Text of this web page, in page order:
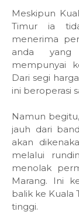
Meskipun
Timur ia
menerima
anda yang
mempunyai
Dari segi
ini beroperasi
Namun
jauh dari
akan
melalui
menolak
Marang. Ini
balik ke Kuala
tinggi.